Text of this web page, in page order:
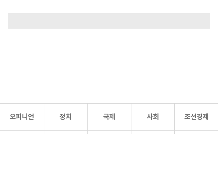
오피니언 정치 국제 사회 조선경제